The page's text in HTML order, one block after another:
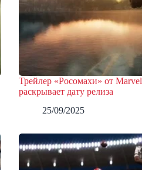
Трейлер «Росомахи» от Marvel
раскрывает дату релиза
25/09/2025